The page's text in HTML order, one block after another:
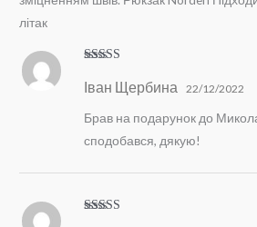
літак
з 5
Іван Щербина 22/12/2022
Брав на подарунок до
сподобався, дякую!